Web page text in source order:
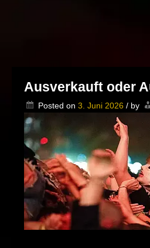
Ausverkauft oder
Posted on 3. Juni 2026 / by